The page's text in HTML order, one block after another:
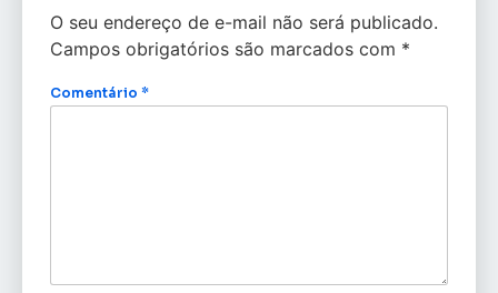
O seu endereço de e-mail não será publicado.
Campos obrigatórios são marcados com *
Comentário *